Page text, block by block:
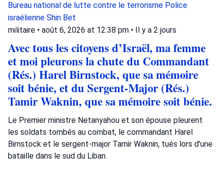
Bureau national de lutte contre le terrorisme Police
israélienne Shin Bet
militaire • août 6, 2026 at 12:38 pm • Il y a 2 jours
Avec tous les citoyens d’Israël, ma femme
et moi pleurons la chute du Commandant
(Rés.) Harel Birnstock, que sa mémoire
soit bénie, et du Sergent-Major (Rés.)
Tamir Waknin, que sa mémoire soit bénie.
Le Premier ministre Netanyahou et son épouse pleurent
les soldats tombés au combat, le commandant Harel
Birnstock et le sergent-major Tamir Waknin, tués lors d'une
bataille dans le sud du Liban.